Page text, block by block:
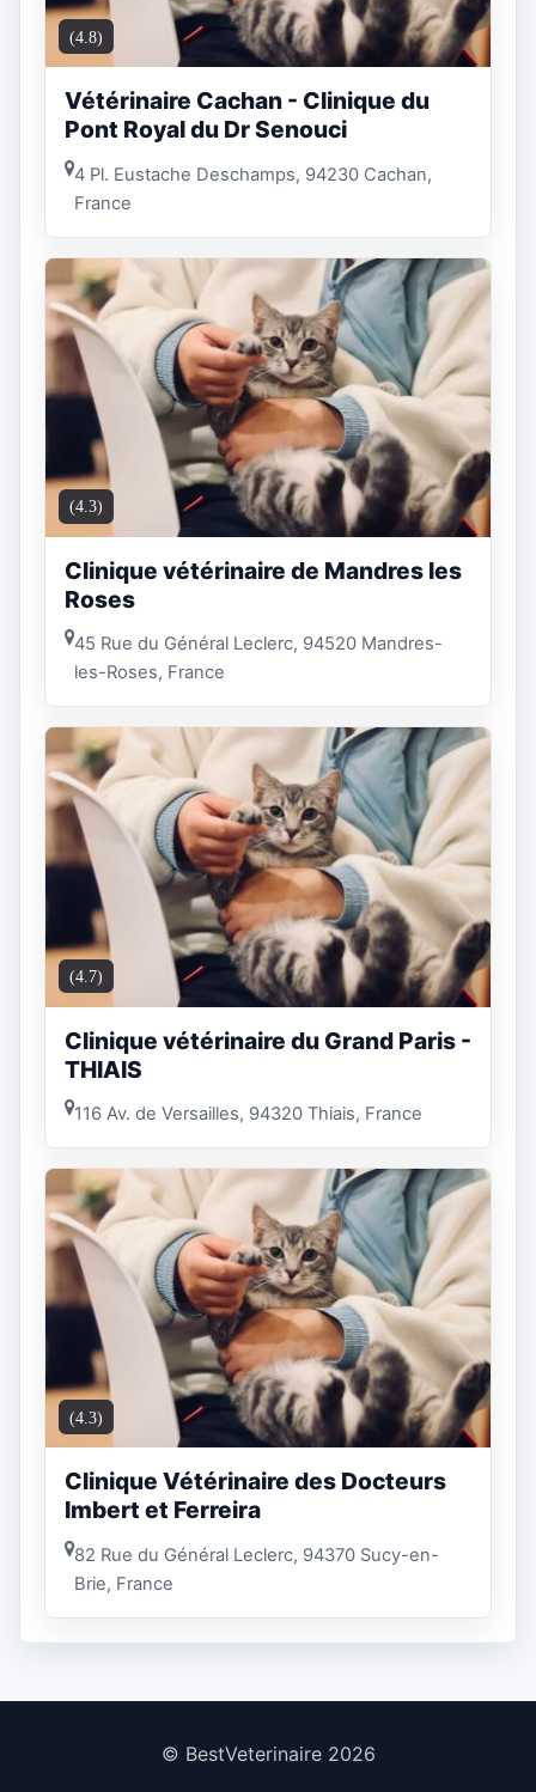
(4.8)
Vétérinaire Cachan - Clinique du
Pont Royal du Dr Senouci
4 Pl. Eustache Deschamps, 94230 Cachan,
France
(4.3)
Clinique vétérinaire de Mandres les
Roses
45 Rue du Général Leclerc, 94520 Mandres-
les-Roses, France
(4.7)
Clinique vétérinaire du Grand Paris -
THIAIS
116 Av. de Versailles, 94320 Thiais, France
(4.3)
Clinique Vétérinaire des Docteurs
Imbert et Ferreira
82 Rue du Général Leclerc, 94370 Sucy-en-
Brie, France
© BestVeterinaire 2026